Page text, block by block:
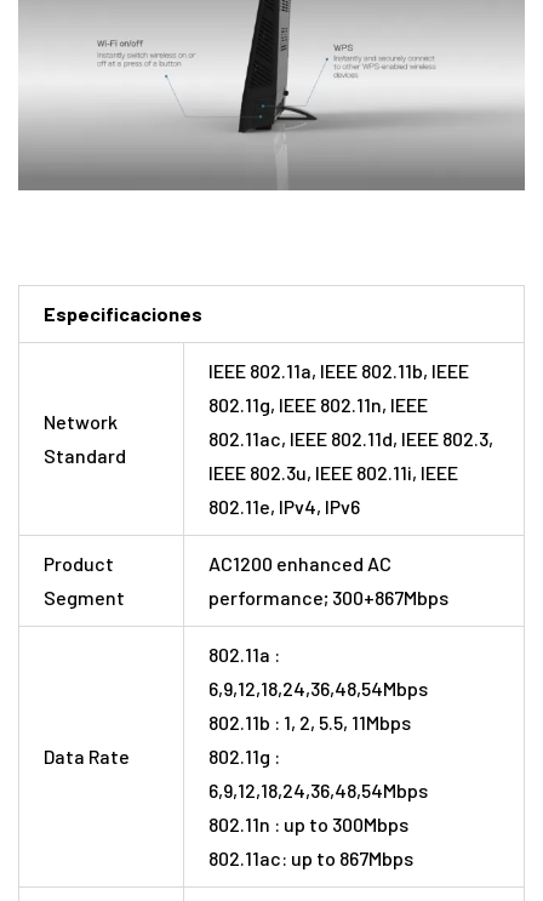
Especificaciones
Network
Standard
IEEE 802.11a, IEEE 802.11b, IEEE
802.11g, IEEE 802.11n, IEEE
802.11ac, IEEE 802.11d, IEEE 802.3,
IEEE 802.3u, IEEE 802.11i, IEEE
802.11e, IPv4, IPv6
Product
Segment
AC1200 enhanced AC
performance; 300+867Mbps
Data Rate
802.11a :
6,9,12,18,24,36,48,54Mbps
802.11b : 1, 2, 5.5, 11Mbps
802.11g :
6,9,12,18,24,36,48,54Mbps
802.11n : up to 300Mbps
802.11ac: up to 867Mbps